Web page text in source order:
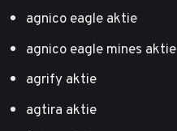
agnico eagle aktie
agnico eagle mines aktie
agrify aktie
agtira aktie